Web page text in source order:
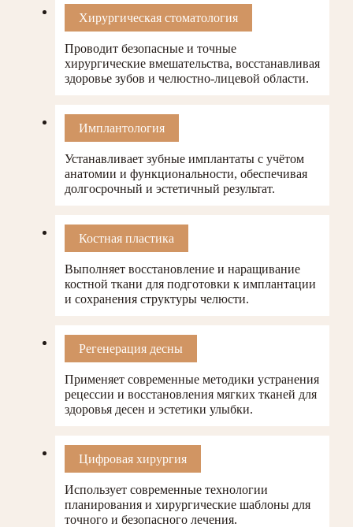
Хирургическая стоматология
Проводит безопасные и точные
хирургические вмешательства, восстанавливая
здоровье зубов и челюстно-лицевой области.
Имплантология
Устанавливает зубные имплантаты с учётом
анатомии и функциональности, обеспечивая
долгосрочный и эстетичный результат.
Костная пластика
Выполняет восстановление и наращивание
костной ткани для подготовки к имплантации
и сохранения структуры челюсти.
Регенерация десны
Применяет современные методики устранения
рецессии и восстановления мягких тканей для
здоровья десен и эстетики улыбки.
Цифровая хирургия
Использует современные технологии
планирования и хирургические шаблоны для
точного и безопасного лечения.